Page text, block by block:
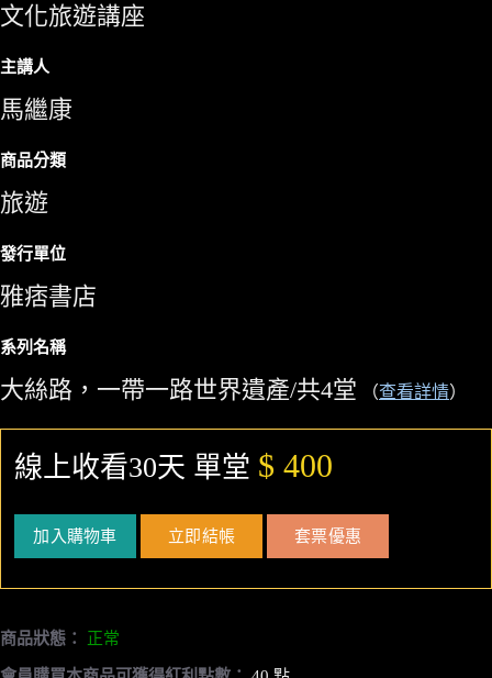
文化旅遊講座
主講人
馬繼康
商品分類
旅遊
發行單位
雅痞書店
系列名稱
大絲路，一帶一路世界遺產/共4堂 （查看詳情）
線上收看30天 單堂 $ 400
加入購物車 立即結帳 套票優惠
商品狀態： 正常